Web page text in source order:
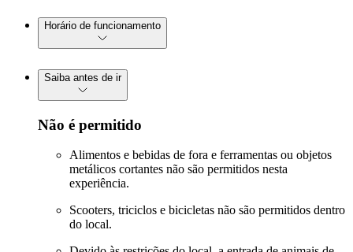
Horário de funcionamento
Saiba antes de ir
Não é permitido
Alimentos e bebidas de fora e ferramentas ou objetos
metálicos cortantes não são permitidos nesta
experiência.
Scooters, triciclos e bicicletas não são permitidos dentro
do local.